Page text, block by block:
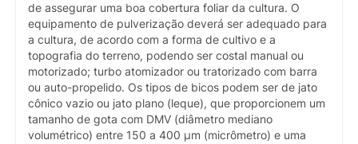
de assegurar uma boa cobertura foliar da cultura. O
equipamento de pulverização deverá ser adequado para
a cultura, de acordo com a forma de cultivo e a
topografia do terreno, podendo ser costal manual ou
motorizado; turbo atomizador ou tratorizado com barra
ou auto-propelido. Os tipos de bicos podem ser de jato
cônico vazio ou jato plano (leque), que proporcionem um
tamanho de gota com DMV (diâmetro mediano
volumétrico) entre 150 a 400 µm (micrômetro) e uma